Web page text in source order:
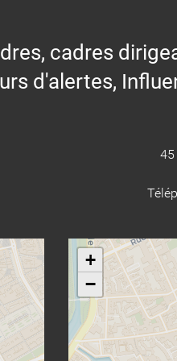
cadres
d'alertes,
45
+
−